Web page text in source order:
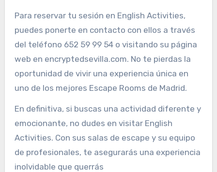
Para reservar tu sesión en English Activities,
puedes ponerte en contacto con ellos a través
del teléfono 652 59 99 54 o visitando su página
web en encryptedsevilla.com. No te pierdas la
oportunidad de vivir una experiencia única en
uno de los mejores Escape Rooms de Madrid.
En definitiva, si buscas una actividad diferente y
emocionante, no dudes en visitar English
Activities. Con sus salas de escape y su equipo
de profesionales, te asegurarás una experiencia
inolvidable que querrás